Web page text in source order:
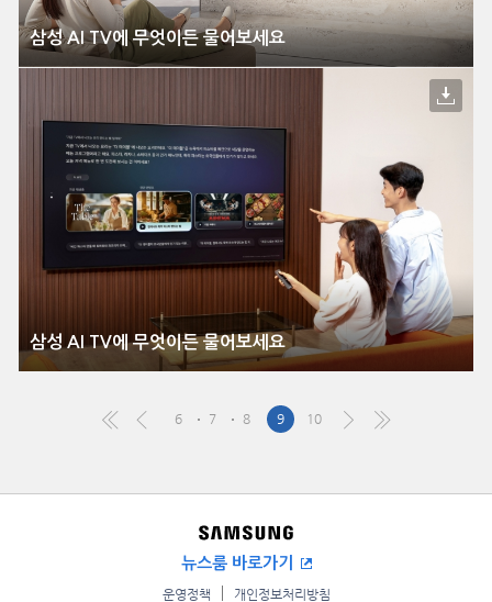
삼성 AI TV에 무엇이든 물어보세요
삼성 AI TV에 무엇이든 물어보세요
6 7 8 9 10
뉴스룸 바로가기
운영정책 개인정보처리방침